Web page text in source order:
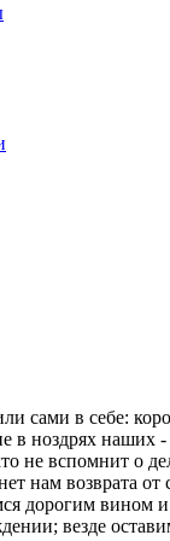
сами в себе:
в ноздрях наших -
не вспомнит о
нам возврата
дорогим вином и
везде